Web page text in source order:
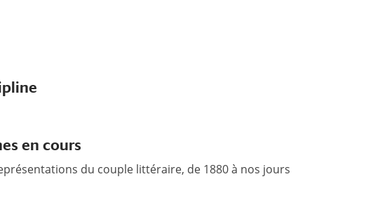
en cours
du couple littéraire, de 1880 à nos jours